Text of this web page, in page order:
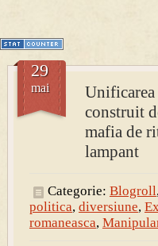
PRESA
Permise pentru
construit
mafia de
lampant
29
mai
Categorie: Blogroll
politica, diversiune,
romaneasca,